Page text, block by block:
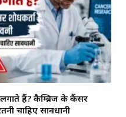
हैं? कैम्ब्रिज के कैंसर
चाहिए सावधानी